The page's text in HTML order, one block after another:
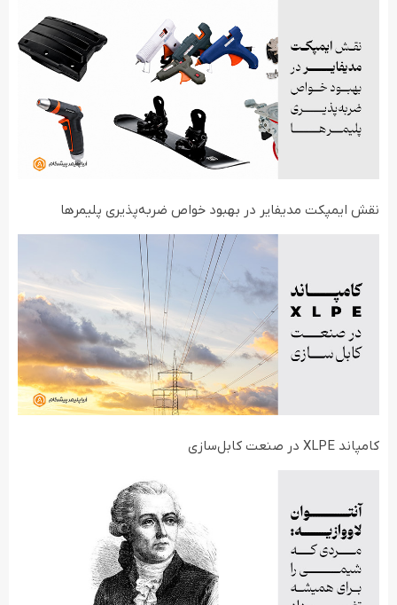
نقش ایمپکت مدیفایر در بهبود خواص ضربه‌پذیری پلیمرها
کامپاند XLPE در صنعت کابل‌سازی